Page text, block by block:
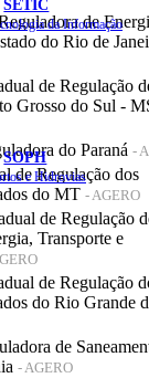
SETIC
da Informação
SOPH
e Hidrovias
de
do Rio de
de Regulação
Grosso do Sul -
do Paraná -
de Regulação dos
do MT - AGERO
de Regulação
Transporte e
de Regulação
do Rio Grande
de
- AGERO